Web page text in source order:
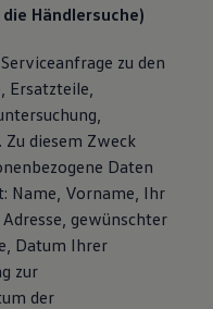
Händlersuche)
zu den
Ersatzteile,
Zu diesem Zweck
Daten
Name, Vorname, Ihr
gewünschter
Datum Ihrer
zur
der